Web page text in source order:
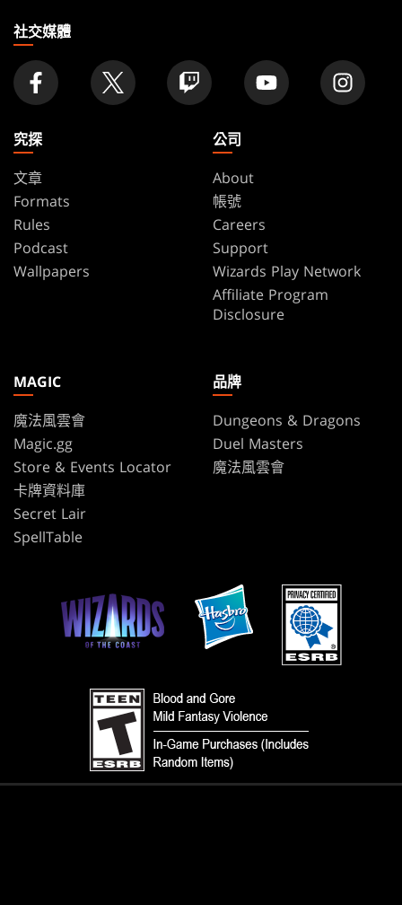
家
社交媒體
究探
文章
Formats
Rules
Podcast
Wallpapers
公司
About
帳號
Careers
Support
Wizards Play Network
Affiliate Program
Disclosure
MAGIC
魔法風雲會
Magic.gg
Store & Events Locator
卡牌資料庫
Secret Lair
SpellTable
品牌
Dungeons & Dragons
Duel Masters
魔法風雲會